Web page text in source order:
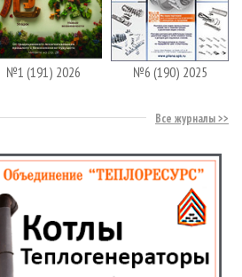
№1 (191) 2026 №6 (190) 2025
Все журналы